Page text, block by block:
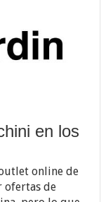
en los
online de
ofertas de